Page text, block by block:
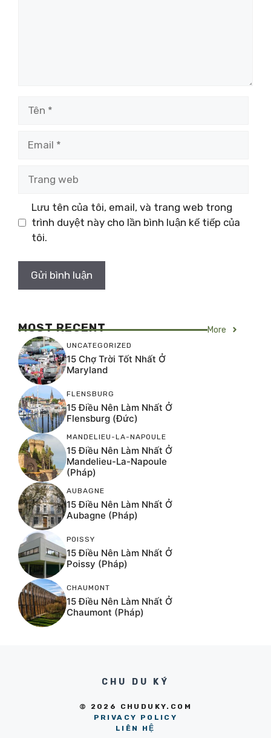
Lưu tên của tôi, email, và trang web trong
trình duyệt này cho lần bình luận kế tiếp của
tôi.
MOST RECENT More
UNCATEGORIZED
15 Chợ Trời Tốt Nhất Ở
Maryland
FLENSBURG
15 Điều Nên Làm Nhất Ở
Flensburg (Đức)
MANDELIEU-LA-NAPOULE
15 Điều Nên Làm Nhất Ở
Mandelieu-La-Napoule
(Pháp)
AUBAGNE
15 Điều Nên Làm Nhất Ở
Aubagne (Pháp)
POISSY
15 Điều Nên Làm Nhất Ở
Poissy (Pháp)
CHAUMONT
15 Điều Nên Làm Nhất Ở
Chaumont (Pháp)
CHU DU KÝ
© 2026 CHUDUKY.COM
PRIVACY POLICY
LIÊN HỆ